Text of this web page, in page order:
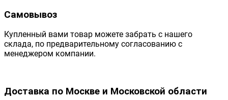
Самовывоз
Купленный вами товар можете забрать с нашего
склада, по предварительному согласованию с
менеджером компании.
Доставка по Москве и Московской области